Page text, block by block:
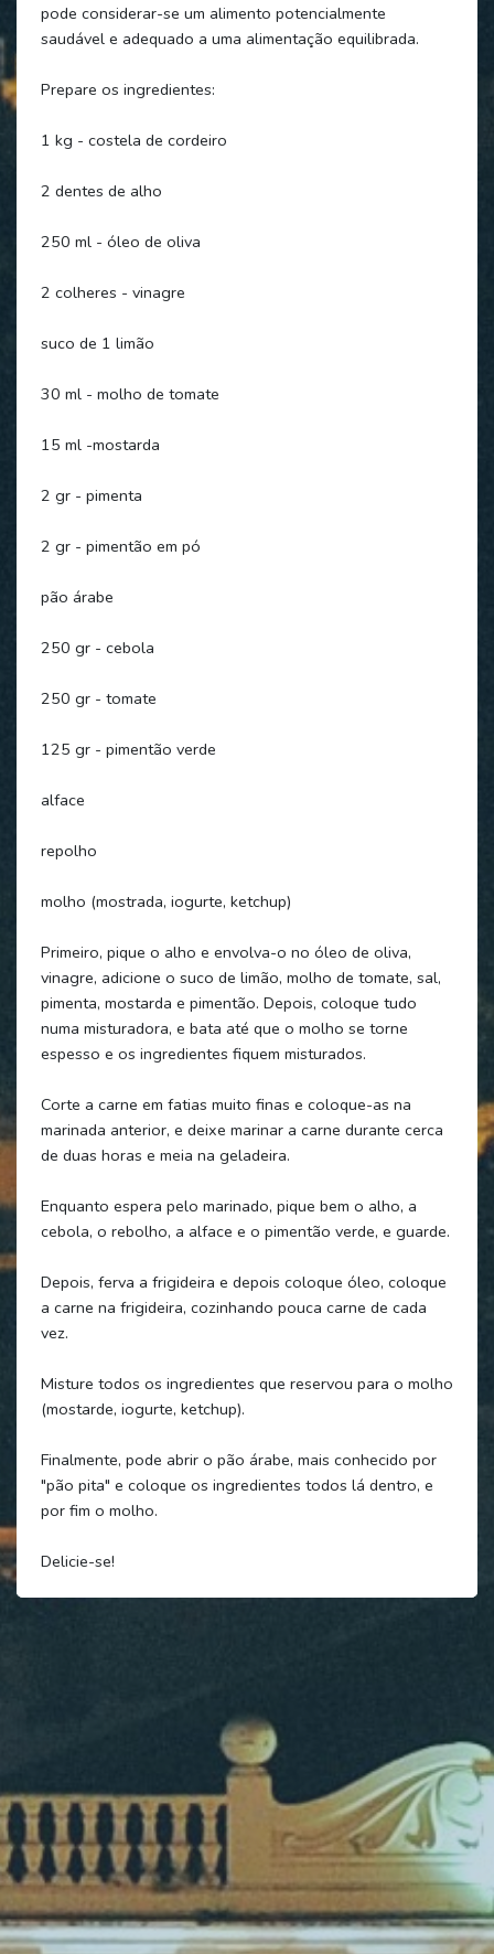
pode considerar-se um alimento potencialmente
saudável e adequado a uma alimentação equilibrada.
Prepare os ingredientes:
1 kg - costela de cordeiro
2 dentes de alho
250 ml - óleo de oliva
2 colheres - vinagre
suco de 1 limão
30 ml - molho de tomate
15 ml -mostarda
2 gr - pimenta
2 gr - pimentão em pó
pão árabe
250 gr - cebola
250 gr - tomate
125 gr - pimentão verde
alface
repolho
molho (mostrada, iogurte, ketchup)
Primeiro, pique o alho e envolva-o no óleo de oliva,
vinagre, adicione o suco de limão, molho de tomate, sal,
pimenta, mostarda e pimentão. Depois, coloque tudo
numa misturadora, e bata até que o molho se torne
espesso e os ingredientes fiquem misturados.
Corte a carne em fatias muito finas e coloque-as na
marinada anterior, e deixe marinar a carne durante cerca
de duas horas e meia na geladeira.
Enquanto espera pelo marinado, pique bem o alho, a
cebola, o rebolho, a alface e o pimentão verde, e guarde.
Depois, ferva a frigideira e depois coloque óleo, coloque
a carne na frigideira, cozinhando pouca carne de cada
vez.
Misture todos os ingredientes que reservou para o molho
(mostarde, iogurte, ketchup).
Finalmente, pode abrir o pão árabe, mais conhecido por
"pão pita" e coloque os ingredientes todos lá dentro, e
por fim o molho.
Delicie-se!